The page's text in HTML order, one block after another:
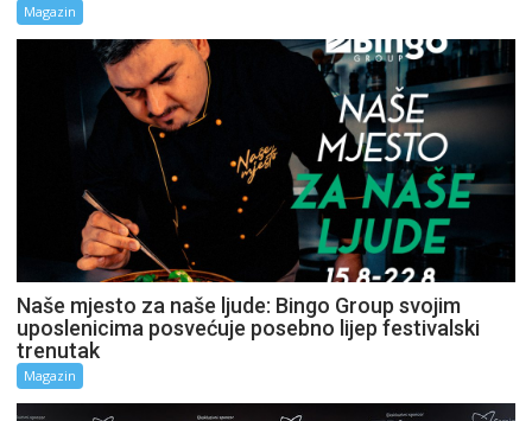
Magazin
Naše mjesto za naše ljude: Bingo Group svojim
uposlenicima posvećuje posebno lijep festivalski
trenutak
Magazin